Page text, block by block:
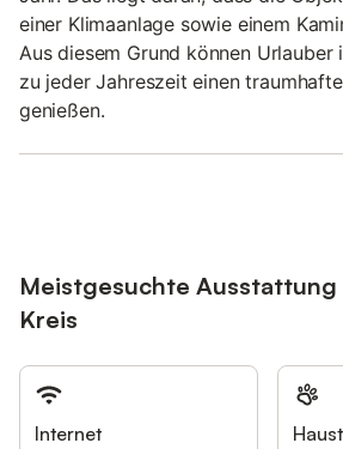
einer Klimaanlage sowie einem
Aus diesem Grund können Urlauber
zu jeder Jahreszeit einen
genießen.
Meistgesuchte Ausstattung
Kreis
Internet